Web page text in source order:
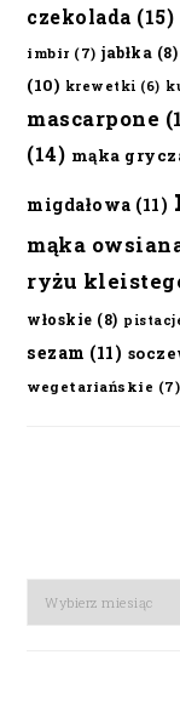
czekolada (15)
imbir (7) jabłka (8)
(10) krewetki (6)
mascarpone
(14) mąka
migdałowa (11)
mąka
ryżu
włoskie (8)
sezam (11)
wegetariańskie (7)
Archiwa